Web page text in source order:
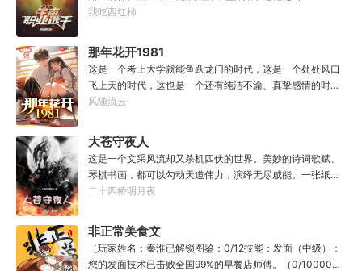
我吃西红柿
那年花开1981
这是一个考上大学就能鱼跃龙门的时代，这是一个处处风口
飞上天的时代，这也是一个还有纯洁不渝、真挚感情的时
代；只不过李野刚刚来到这个时代，却被劝着放弃高考进厂
冲刺型选手会考不上？那岂不是辜负了那么多年体育老师的
教导？”
风随流云
大苍守夜人
这是一个文采风流却又杀机四伏的世界。美妙的诗词歌赋、
琴棋书画，都可以勾动天道伟力，演绎无尽威能。一张纸可
封万载凶谷，一滴墨可将三千里海域化为永夜。林苏进入这
人毕生难以触摸的天花板，敢与诸子百家圣人争道。精智
计，察人心，演绎兵法三十六计，弹指间可换一国之君。不
知者谓他情种，知他者，言他为真性情。
二十四桥明月夜
非正常美食文
［玩家姓名：秦淮已解锁图鉴：0/12技能：发面（中级）：
您的发面技术已击败全国99%的早餐店师傅。（0/10000）